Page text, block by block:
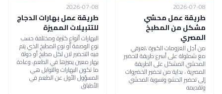
2026-07-08
طريقة عمل محشي
مشكل من المطبخ
المصري
من أجل العزومات الكبيرة ،تعرفي
مع شملولة على أسرع طريقة لتحضير
المحشي المشكل على الطريقة
المصرية ، بداية من تحضير الخضروات
إلى تحضير الحشو وتسوية المحشي
وتقديمه
2026-07-08
طريقة عمل بهارات الدجاج
للتتبيلات المميزة
البهارات أنواع كثيرة ومختلفة حسب
نوع الوصفة أو نوع المطبخ الذي يتم
فيه التحضير لان لكل مطبخ أو دولة
بهار معين يميزها في الطعم، وعادة
ما تكون البهارات والتوابل هي
المسؤول الأول عن الطعم في
الأطباق